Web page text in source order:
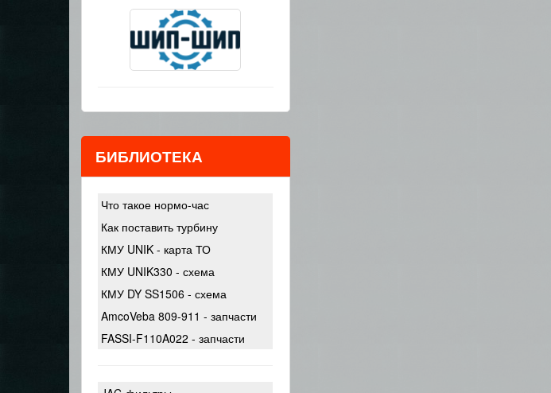
БИБЛИОТЕКА
Что такое нормо-час
Как поставить турбину
КМУ UNIK - карта ТО
КМУ UNIK330 - схема
КМУ DY SS1506 - схема
AmcoVeba 809-911 - запчасти
FASSI-F110A022 - запчасти